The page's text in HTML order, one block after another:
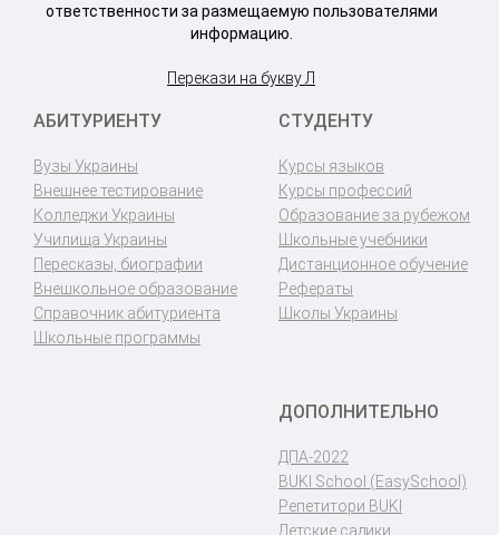
ответственности за размещаемую пользователями
информацию.
Перекази на букву Л
АБИТУРИЕНТУ
Вузы Украины
Внешнее тестирование
Колледжи Украины
Училища Украины
Пересказы, биографии
Внешкольное образование
Справочник абитуриента
Школьные программы
СТУДЕНТУ
Курсы языков
Курсы профессий
Образование за рубежом
Школьные учебники
Дистанционное обучение
Рефераты
Школы Украины
ДОПОЛНИТЕЛЬНО
ДПА-2022
BUKI School (EasySchool)
Репетитори BUKI
Детские садики